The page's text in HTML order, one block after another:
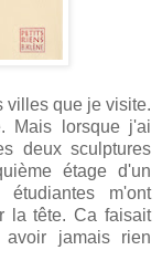
villes que je visite.
Mais lorsque j'ai
deux sculptures
étage d'un
m'ont
la tête. Ca faisait
jamais rien